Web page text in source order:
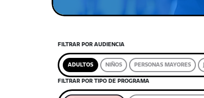
FILTRAR POR AUDIENCIA
ADULTOS NIÑOS PERSONAS MAYORES
FILTRAR POR TIPO DE PROGRAMA